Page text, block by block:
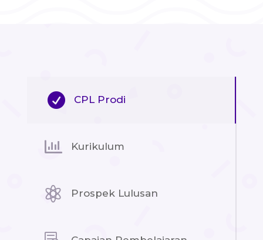
 CPL Prodi
 Kurikulum
 Prospek Lulusan